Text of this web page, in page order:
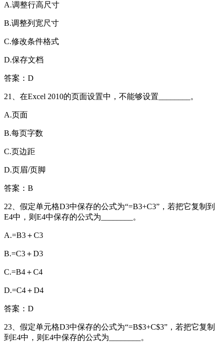
A.调整行高尺寸
B.调整列宽尺寸
C.修改条件格式
D.保存文档
答案：D
21、在Excel 2010的页面设置中，不能够设置________。
A.页面
B.每页字数
C.页边距
D.页眉/页脚
答案：B
22、假定单元格D3中保存的公式为“=B3+C3”，若把它复制到
E4中，则E4中保存的公式为________。
A.=B3＋C3
B.=C3＋D3
C.=B4＋C4
D.=C4＋D4
答案：D
23、假定单元格D3中保存的公式为“=B$3+C$3”，若把它复制
到E4中，则E4中保存的公式为________。